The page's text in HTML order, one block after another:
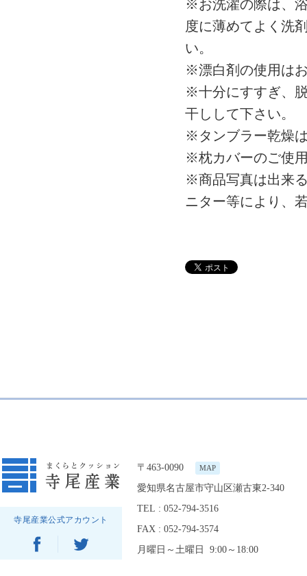
※お洗濯の際は、
度に薄めてよく洗
い。
※漂白剤の使用は
※十分にすすぎ、
干しして下さい。
※タンブラー乾燥
※枕カバーのご使
※商品写真は出来
ニター等により、
寺尾産業公式アカウント
〒463-0090 MAP
愛知県名古屋市守山区瀬古東2-340
TEL : 052-794-3516
FAX : 052-794-3574
月曜日～土曜日 9:00～18:00